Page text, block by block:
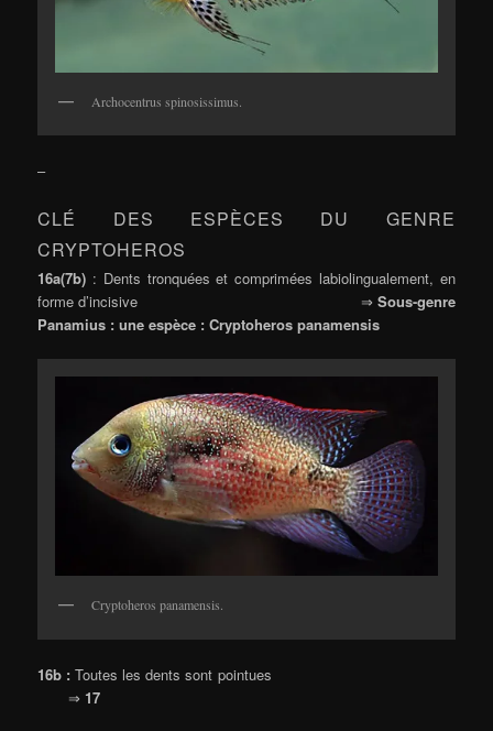
Archocentrus spinosissimus.
–
CLÉ DES ESPÈCES DU GENRE
CRYPTOHEROS
16a(7b) : Dents tronquées et comprimées labiolingualement, en
forme d’incisive ⇒ Sous-genre
Panamius : une espèce : Cryptoheros panamensis
Cryptoheros panamensis.
16b : Toutes les dents sont pointues
⇒ 17